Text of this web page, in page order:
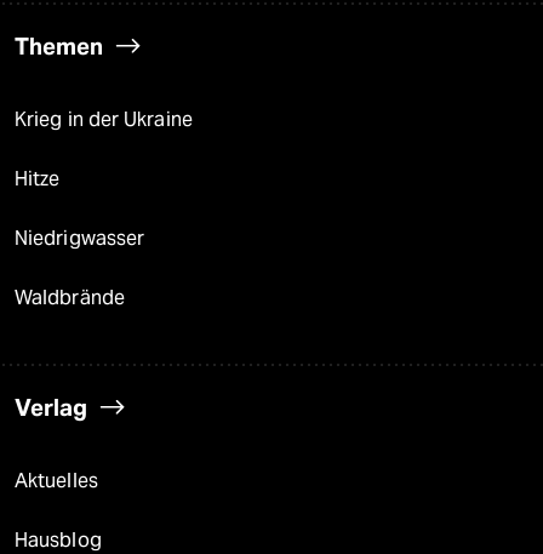
Themen
Krieg in der Ukraine
Hitze
Niedrigwasser
Waldbrände
Verlag
Aktuelles
Hausblog